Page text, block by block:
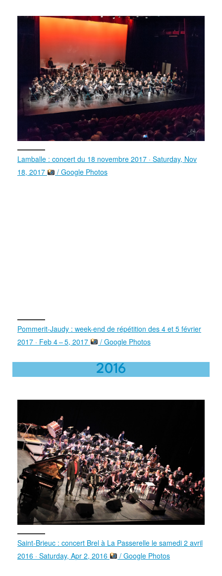
Lamballe : concert du 18 novembre 2017 · Saturday, Nov
18, 2017
/ Google Photos
Pommerit-Jaudy : week-end de répétition des 4 et 5 février
2017 · Feb 4 – 5, 2017
/ Google Photos
2016
Saint-Brieuc : concert Brel à La Passerelle le samedi 2 avril
2016 · Saturday, Apr 2, 2016
/ Google Photos